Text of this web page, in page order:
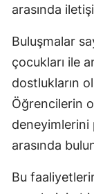
arasında
Buluşmalar
çocukları ile
dostlukların
Öğrencilerin
deneyimlerini
arasında
Bu